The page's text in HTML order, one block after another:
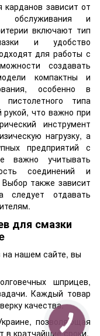
зависит от
обслуживания и
включают тип
и удобство
для работы с
создавать
компактны и
особенно в
типа
что важно при
инструмент
нагрузку, а
предприятий с
важно учитывать
соединений и
также зависит
отдавать
для смазки
на нашем сайте, вы
шприцев,
Каждый товар
качества.
позволяющая
в кратчайшие сроки.